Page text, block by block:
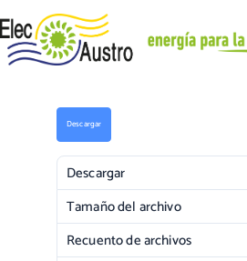
Descargar
Descargar
Tamaño del archivo
Recuento de archivos